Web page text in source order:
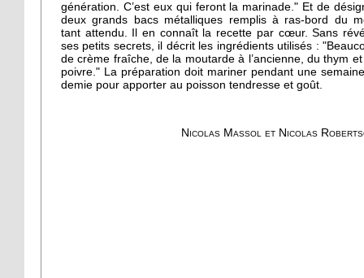
génération. C’est eux qui feront la marinade." Et de
deux grands bacs métalliques remplis à ras-bord du
tant attendu. Il en connaît la recette par cœur. Sans
ses petits secrets, il décrit les ingrédients utilisés :
de crème fraîche, de la moutarde à l’ancienne, du thym
poivre." La préparation doit mariner pendant une
demie pour apporter au poisson tendresse et goût.
Nicolas Massol et Nicolas